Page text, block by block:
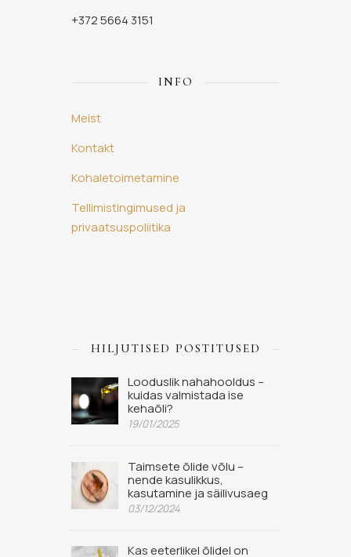
+372 5664 3151
INFO
Meist
Kontakt
Kohaletoimetamine
Tellimistingimused ja
privaatsuspoliitika
HILJUTISED POSTITUSED
Looduslik nahahooldus –
kuidas valmistada ise
kehaõli?
19/01/2025
Taimsete õlide võlu –
nende kasulikkus,
kasutamine ja säilivusaeg
03/12/2024
Kas eeterlikel õlidel on